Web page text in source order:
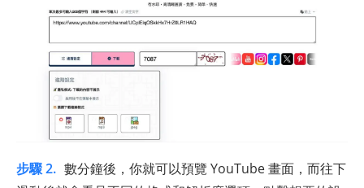
步驟 2. 數分鐘後，你就可以預覽 YouTube 畫面，而往下